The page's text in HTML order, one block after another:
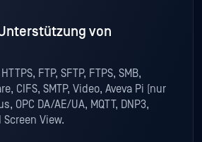
von
FTP, SFTP, FTPS, SMB,
CIFS, SMTP, Video, Aveva Pi (nur
OPC DA/AE/UA, MQTT, DNP3,
Screen View.